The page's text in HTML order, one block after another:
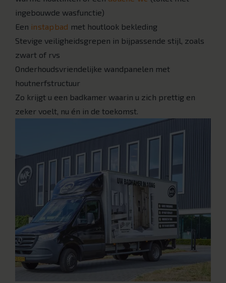
ingebouwde wasfunctie)
Een instapbad met houtlook bekleding
Stevige veiligheidsgrepen in bijpassende stijl, zoals
zwart of rvs
Onderhoudsvriendelijke wandpanelen met
houtnerfstructuur
Zo krijgt u een badkamer waarin u zich prettig en
zeker voelt, nu én in de toekomst.